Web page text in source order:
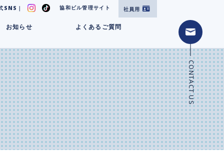
SNS｜ 協和ビル管理サイト 社員用
お知らせ よくあるご質問